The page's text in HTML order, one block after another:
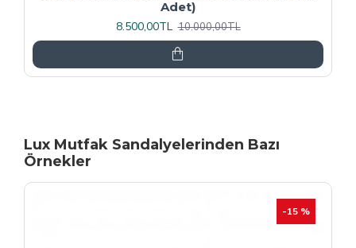
9.600,00TL 12.000,00TL
Lux Mutfak Sandalyelerinden Bazı
Örnekler
YENI